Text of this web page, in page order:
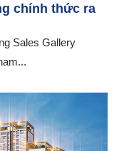
chính thức ra
Sales Gallery